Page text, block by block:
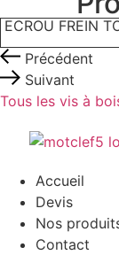
CL10
PAS
FIN
ZING
-
12
Pas125
ECROU FREIN
Précédent
Suivant
Tous les vis à
Accueil
Devis
Nos
Contact